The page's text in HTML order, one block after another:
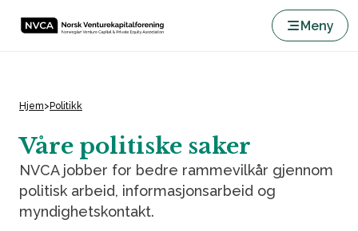
Meny
Hjem> Politikk
Våre politiske saker
NVCA jobber for bedre rammevilkår gjennom
politisk arbeid, informasjonsarbeid og
myndighetskontakt.